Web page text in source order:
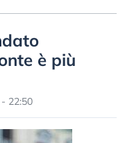
è più
22:50